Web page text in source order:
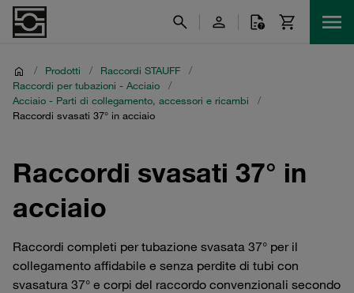
/ Prodotti / Raccordi STAUFF
/
Raccordi per tubazioni - Acciaio
/
Acciaio - Parti di collegamento, accessori e ricambi
/
Raccordi svasati 37° in acciaio
Raccordi svasati 37° in
acciaio
Raccordi completi per tubazione svasata 37° per il
collegamento affidabile e senza perdite di tubi con
svasatura 37° e corpi del raccordo convenzionali secondo